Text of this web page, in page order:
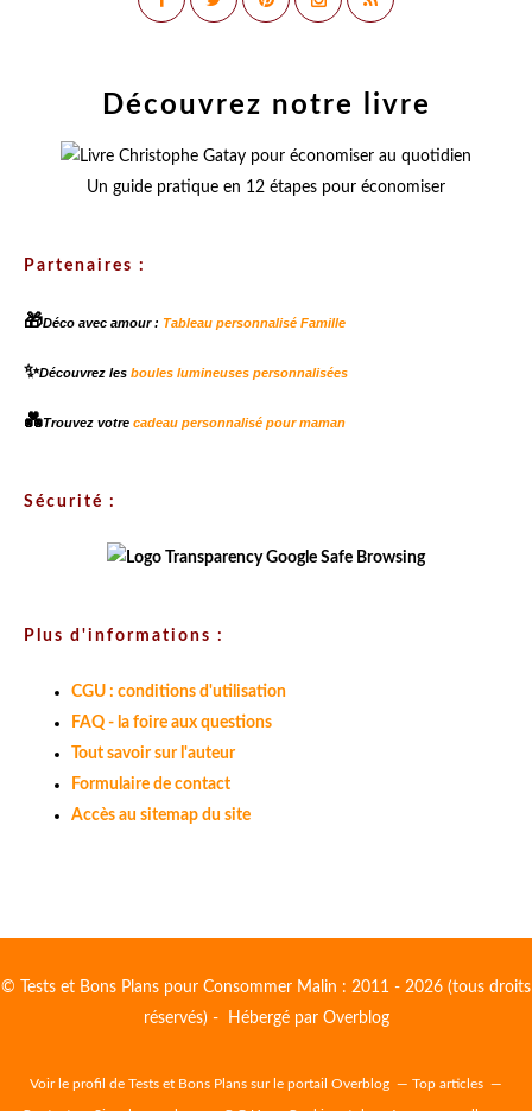
Découvrez notre livre
Un guide pratique en 12 étapes pour économiser
Partenaires :
🎁Déco avec amour : Tableau personnalisé Famille
✨Découvrez les boules lumineuses personnalisées
💑Trouvez votre cadeau personnalisé pour maman
Sécurité :
Plus d'informations :
CGU : conditions d'utilisation
FAQ - la foire aux questions
Tout savoir sur l'auteur
Formulaire de contact
Accès au sitemap du site
© Tests et Bons Plans pour Consommer Malin : 2011 - 2026 (tous droits
réservés) - Hébergé par Overblog
Voir le profil de Tests et Bons Plans sur le portail Overblog Top articles